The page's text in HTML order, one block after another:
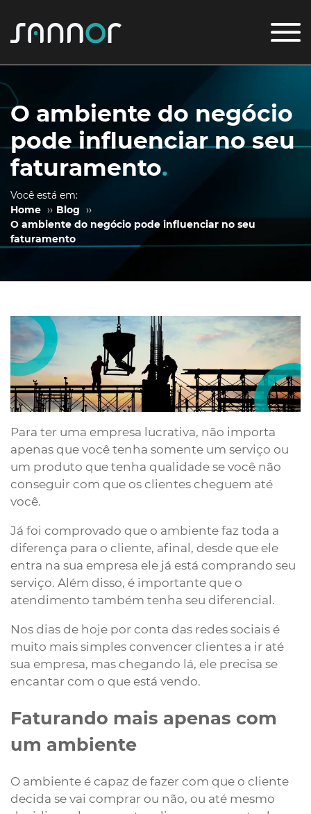
O ambiente do negócio
pode influenciar no seu
faturamento.
Você está em:
Home ›› Blog ››
O ambiente do negócio pode influenciar no seu
faturamento
Para ter uma empresa lucrativa, não importa
apenas que você tenha somente um serviço ou
um produto que tenha qualidade se você não
conseguir com que os clientes cheguem até
você.
Já foi comprovado que o ambiente faz toda a
diferença para o cliente, afinal, desde que ele
entra na sua empresa ele já está comprando seu
serviço. Além disso, é importante que o
atendimento também tenha seu diferencial.
Nos dias de hoje por conta das redes sociais é
muito mais simples convencer clientes a ir até
sua empresa, mas chegando lá, ele precisa se
encantar com o que está vendo.
Faturando mais apenas com
um ambiente
O ambiente é capaz de fazer com que o cliente
decida se vai comprar ou não, ou até mesmo